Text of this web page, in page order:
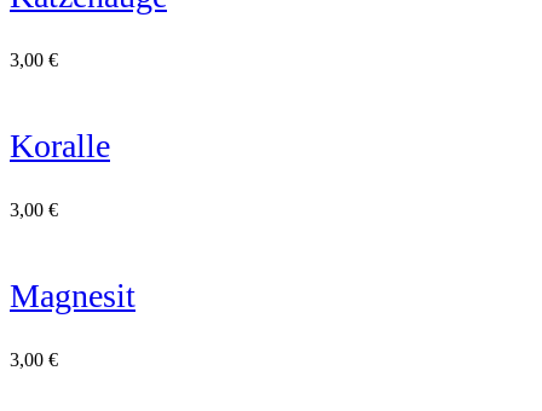
3,00 €
Koralle
3,00 €
Magnesit
3,00 €